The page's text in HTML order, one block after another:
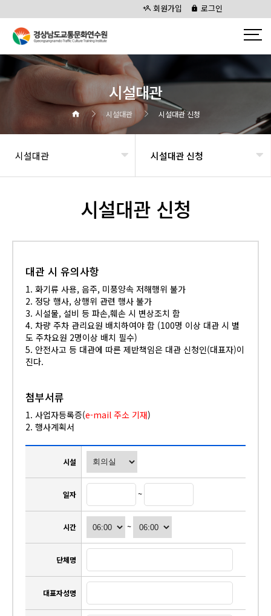
회원가입 로그인
시설대관
시설대관 시설대관 신청
시설대관 시설대관 신청
시설대관 신청
대관 시 유의사항
1. 화기류 사용, 음주, 미풍양속 저해행위 불가
2. 정당 행사, 상행위 관련 행사 불가
3. 시설물, 설비 등 파손,훼손 시 변상조치 함
4. 차량 주차 관리요원 배치하여야 함 (100명 이상 대관 시 별
도 주차요원 2명이상 배치 필수)
5. 안전사고 등 대관에 따른 제반책임은 대관 신청인(대표자)이
진다.
첨부서류
1. 사업자등록증(e-mail 주소 기재)
2. 행사계획서
시설
일자 ~
시간 ~
단체명
대표자성명